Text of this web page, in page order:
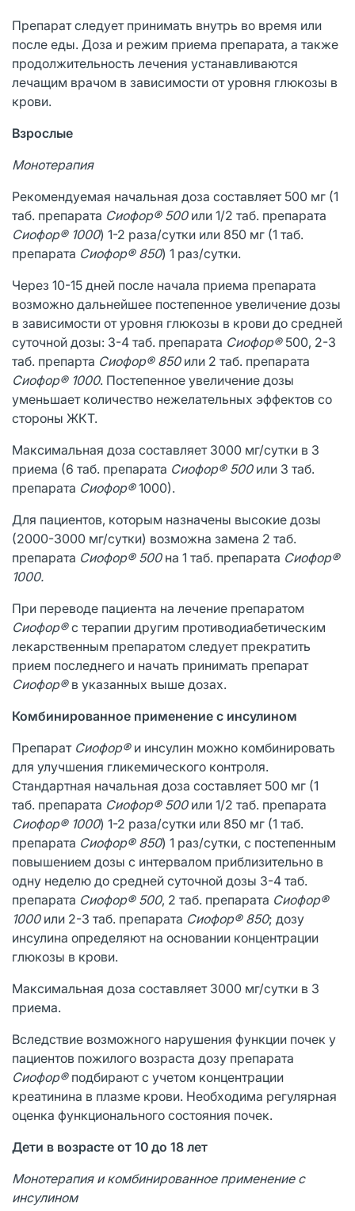
Препарат следует принимать внутрь во время или
после еды. Доза и режим приема препарата, а также
продолжительность лечения устанавливаются
лечащим врачом в зависимости от уровня глюкозы в
крови.
Взрослые
Монотерапия
Рекомендуемая начальная доза составляет 500 мг (1
таб. препарата Сиофор® 500или 1/2 таб. препарата
Сиофор® 1000) 1-2 раза/сутки или 850 мг (1 таб.
препарата Сиофор® 850) 1 раз/сутки.
Через 10-15 дней после начала приема препарата
возможно дальнейшее постепенное увеличение дозы
в зависимости от уровня глюкозы в крови до средней
суточной дозы: 3-4 таб. препарата Сиофор®500, 2-3
таб. препарта Сиофор® 850или 2 таб. препарата
Сиофор® 1000. Постепенное увеличение дозы
уменьшает количество нежелательных эффектов со
стороны ЖКТ.
Максимальная доза составляет 3000 мг/сутки в 3
приема (6 таб. препарата Сиофор® 500 или 3 таб.
препарата Сиофор®1000).
Для пациентов, которым назначены высокие дозы
(2000-3000 мг/сутки) возможна замена 2 таб.
препарата Сиофор® 500на 1 таб. препарата Сиофор®
1000.
При переводе пациента на лечение препаратом
Сиофор®с терапии другим противодиабетическим
лекарственным препаратом следует прекратить
прием последнего и начать принимать препарат
Сиофор®в указанных выше дозах.
Комбинированное применение с инсулином
Препарат Сиофор®и инсулин можно комбинировать
для улучшения гликемического контроля.
Стандартная начальная доза составляет 500 мг (1
таб. препарата Сиофор® 500или 1/2 таб. препарата
Сиофор® 1000) 1-2 раза/сутки или 850 мг (1 таб.
препарата Сиофор® 850) 1 раз/сутки, с постепенным
повышением дозы с интервалом приблизительно в
одну неделю до средней суточной дозы 3-4 таб.
препарата Сиофор® 500, 2 таб. препарата Сиофор®
1000или 2-3 таб. препарата Сиофор® 850; дозу
инсулина определяют на основании концентрации
глюкозы в крови.
Максимальная доза составляет 3000 мг/сутки в 3
приема.
Вследствие возможного нарушения функции почек у
пациентов пожилого возраста дозу препарата
Сиофор®подбирают с учетом концентрации
креатинина в плазме крови. Необходима регулярная
оценка функционального состояния почек.
Дети в возрасте от 10 до 18 лет
Монотерапия и комбинированное применение с
инсулином